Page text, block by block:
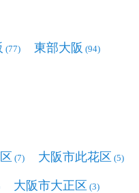
(77) 東部大阪 (94)
(7) 大阪市此花区 (5)
大阪市大正区 (3)